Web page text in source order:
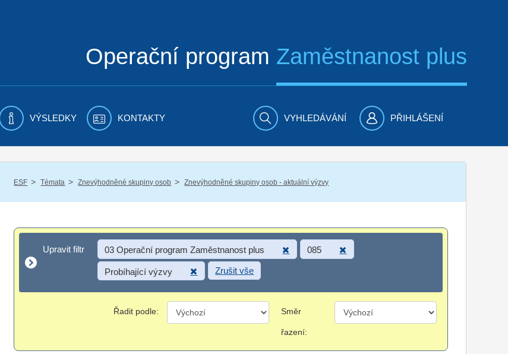
Operační program Zaměstnanost plus
VÝSLEDKY KONTAKTY VYHLEDÁVÁNÍ PŘIHLÁŠENÍ
ESF / Témata / Znevýhodněné skupiny osob / Znevýhodněné skupiny osob - aktuální výzvy
Upravit filtr
Upravit filtr 03 Operační program Zaměstnanost plus 085
Probíhající výzvy Zrušit vše
Řadit podle: Směr
řazení: